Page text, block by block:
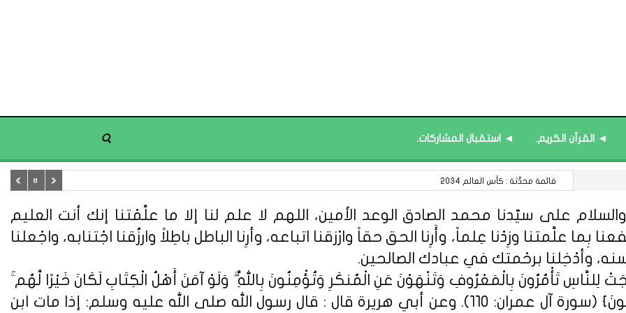
◄ القرآن الكريم. ◄ استقبال المشاركات.
13 أغسطس : اليوم العالمي لعسيري اليد.
على سيّدنا محمد الصادق الوعد الأمين، اللهم لا علم لنا إلا ما علَّمْتنا إنك أنت العليم
بِما علَّمتنا وزِدْنا عِلماً، وأَرِنا الحق حقاً وارْزقنا اتباعه، وأرِنا الباطل باطِلاً وارزُقنا اجْتنابه، واجْعلنا
وأدْخِلنا برحْمتك في عبادك الصالحين.
لِلنَّاسِ تَأْمُرُونَ بِالْمَعْرُوفِ وَتَنْهَوْنَ عَنِ الْمُنكَرِ وَتُؤْمِنُونَ بِاللَّهِ ۗ وَلَوْ آمَنَ أَهْلُ الْكِتَابِ لَكَانَ خَيْرًا لَّهُم
مِّنْهُمُ الْمُؤْمِنُونَ وَأَكْثَرُهُمُ الْفَاسِقُونَ} (سورة آل عمران: 110). وعن أبي هريرة قال : قال رسول الله صلى الله عليه وسلم: إذا مات ابن